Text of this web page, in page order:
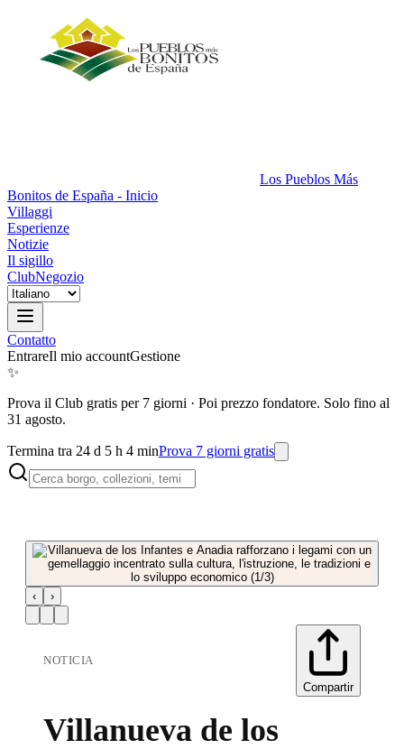
Los Pueblos Más
Bonitos de España - Inicio
Villaggi
Esperienze
Notizie
Il sigillo
ClubNegozio
Contatto
EntrareIl mio accountGestione
✨
Prova il Club gratis per 7 giorni · Poi prezzo fondatore. Solo fino al
31 agosto.
Termina tra 24 d 5 h 4 minProva 7 giorni gratis
‹ ›
NOTICIA
Compartir
Villanueva de los